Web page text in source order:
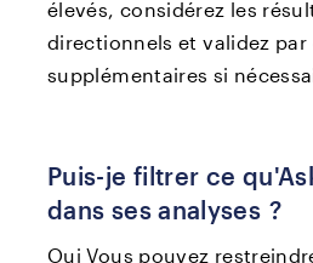
élevés, considérez les
directionnels et validez par
supplémentaires si
Puis-je filtrer ce
dans ses analyses ?
Oui Vous pouvez